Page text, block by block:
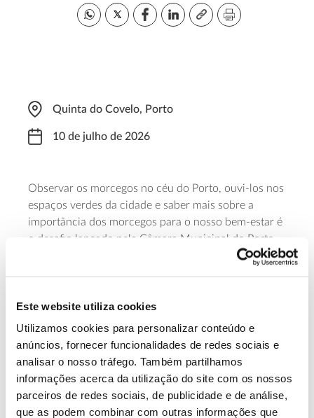
Este website utiliza cookies
Utilizamos cookies para personalizar conteúdo e
anúncios, fornecer funcionalidades de redes sociais e
analisar o nosso tráfego. Também partilhamos
informações acerca da utilização do site com os nossos
parceiros de redes sociais, de publicidade e de análise,
que as podem combinar com outras informações que
Quinta do Covelo, Porto
10 de julho de 2026
Observar os morcegos no céu do Porto, ouvi-los nos
espaços verdes da cidade e saber mais sobre a
importância dos morcegos para o nosso bem-estar é
o desafio lançado pela Câmara Municipal do Porto
“Noites de Morcegos”. A 10
Saiba mais e inscreva-se
13.07.2026
Genoma do priolo e de outras espécies em risco: